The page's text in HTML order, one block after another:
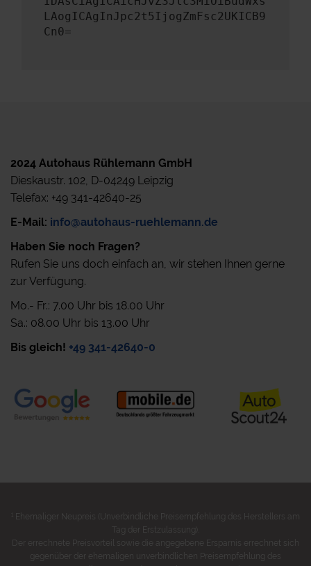
LAogICAgInJpc2t5IjogZmFsc2UKICB9
Cn0=
2024 Autohaus Rühlemann GmbH
Dieskaustr. 102, D-04249 Leipzig
Telefax: +49 341-42640-25
E-Mail: info@autohaus-ruehlemann.de
Haben Sie noch Fragen?
Rufen Sie uns doch einfach an, wir stehen Ihnen gerne
zur Verfügung.
Mo.- Fr.: 7.00 Uhr bis 18.00 Uhr
Sa.: 08.00 Uhr bis 13.00 Uhr
Bis gleich! +49 341-42640-0
Ehemaliger Neupreis (Unverbindliche Preisempfehlung des Herstellers am
Tag der Erstzulassung).
Der errechnete Preisvorteil sowie die angegebene Ersparnis errechnet sich
gegenüber der ehemaligen unverbindlichen Preisempfehlung des